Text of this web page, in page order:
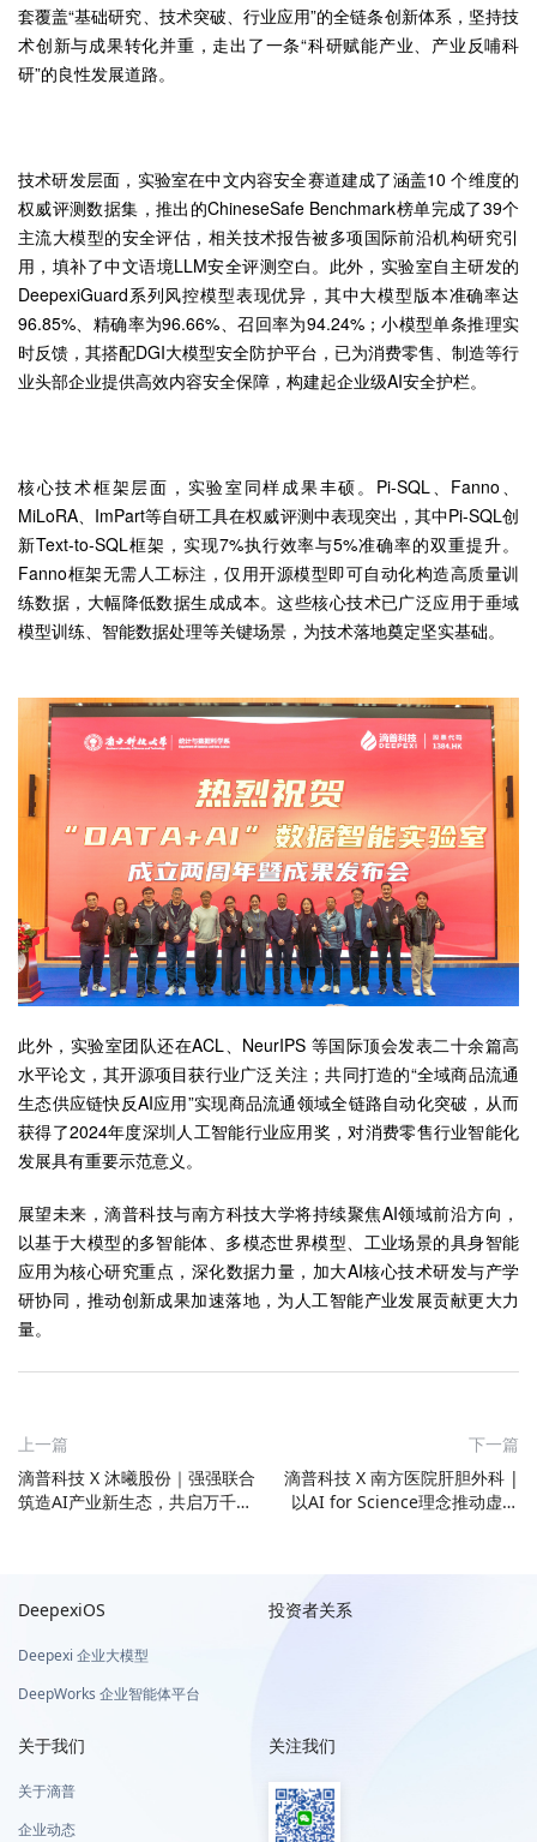
套覆盖“基础研究、技术突破、行业应用”的全链条创新体系，坚持技
术创新与成果转化并重，走出了一条“科研赋能产业、产业反哺科
研”的良性发展道路。
技术研发层面，实验室在中文内容安全赛道建成了涵盖10 个维度的
权威评测数据集，推出的ChineseSafe Benchmark榜单完成了39个
主流大模型的安全评估，相关技术报告被多项国际前沿机构研究引
用，填补了中文语境LLM安全评测空白。此外，实验室自主研发的
DeepexiGuard系列风控模型表现优异，其中大模型版本准确率达
96.85%、精确率为96.66%、召回率为94.24%；小模型单条推理实
时反馈，其搭配DGI大模型安全防护平台，已为消费零售、制造等行
业头部企业提供高效内容安全保障，构建起企业级AI安全护栏。
核心技术框架层面，实验室同样成果丰硕。Pi-SQL、Fanno、
MiLoRA、ImPart等自研工具在权威评测中表现突出，其中Pi-SQL创
新Text-to-SQL框架，实现7%执行效率与5%准确率的双重提升。
Fanno框架无需人工标注，仅用开源模型即可自动化构造高质量训
练数据，大幅降低数据生成成本。这些核心技术已广泛应用于垂域
模型训练、智能数据处理等关键场景，为技术落地奠定坚实基础。
此外，实验室团队还在ACL、NeurIPS 等国际顶会发表二十余篇高
水平论文，其开源项目获行业广泛关注；共同打造的“全域商品流通
生态供应链快反AI应用”实现商品流通领域全链路自动化突破，从而
获得了2024年度深圳人工智能行业应用奖，对消费零售行业智能化
发展具有重要示范意义。
展望未来，滴普科技与南方科技大学将持续聚焦AI领域前沿方向，
以基于大模型的多智能体、多模态世界模型、工业场景的具身智能
应用为核心研究重点，深化数据力量，加大AI核心技术研发与产学
研协同，推动创新成果加速落地，为人工智能产业发展贡献更大力
量。
上一篇
滴普科技 X 沐曦股份｜强强联合
筑造AI产业新生态，共启万千行
下一篇
滴普科技 X 南方医院肝胆外科 |
以AI for Science理念推动虚拟
DeepexiOS
Deepexi 企业大模型
DeepWorks 企业智能体平台
投资者关系
关于我们
关于滴普
企业动态
关注我们